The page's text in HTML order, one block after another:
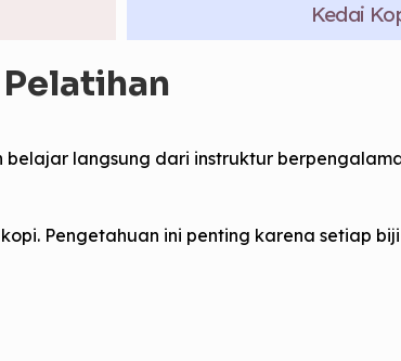
Kedai
langsung dari instruktur
Pengetahuan ini penting karena setiap